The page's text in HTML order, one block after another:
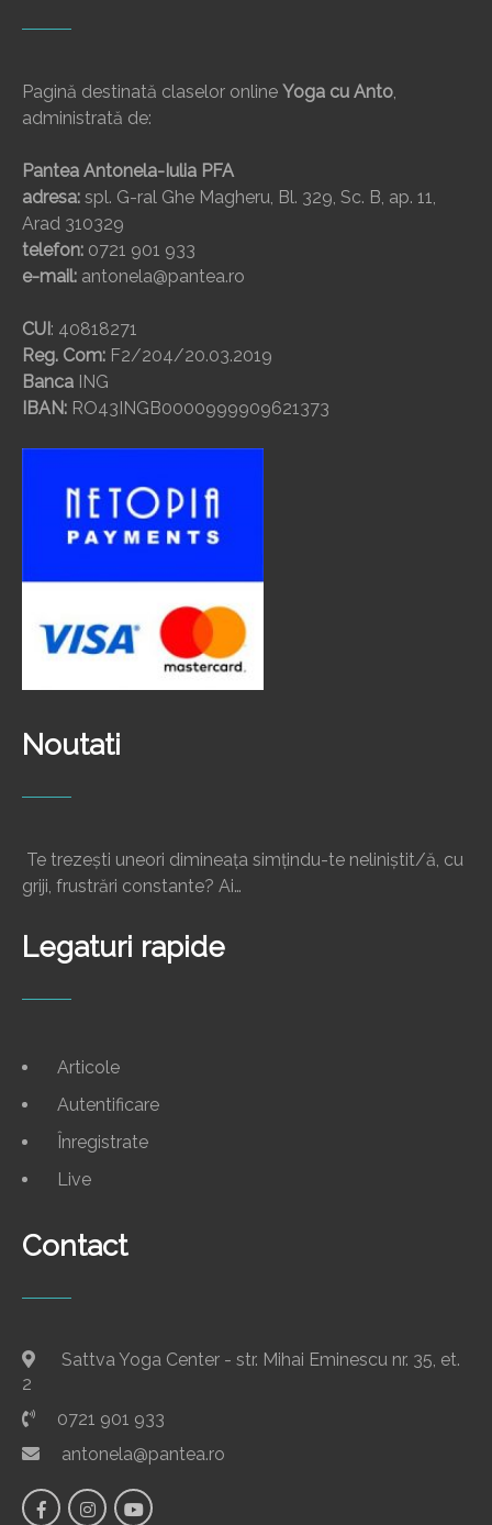
Pagină destinată claselor online Yoga cu Anto,
administrată de:
Pantea Antonela-Iulia PFA
adresa: spl. G-ral Ghe Magheru, Bl. 329, Sc. B, ap. 11,
Arad 310329
telefon: 0721 901 933
e-mail: antonela@pantea.ro
CUI: 40818271
Reg. Com: F2/204/20.03.2019
Banca ING
IBAN: RO43INGB0000999909621373
Noutati
Te trezești uneori dimineața simțindu-te neliniștit/ă, cu
griji, frustrări constante? Ai…
Legaturi rapide
Articole
Autentificare
Înregistrate
Live
Contact
Sattva Yoga Center - str. Mihai Eminescu nr. 35, et.
2
0721 901 933
antonela@pantea.ro